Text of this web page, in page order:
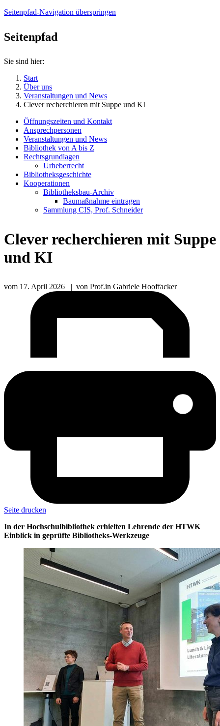
Seitenpfad-Navigation überspringen
Seitenpfad
Sie sind hier:
Start
Über uns
Veranstaltungen und News
Clever recherchieren mit Suppe und KI
Öffnungszeiten und Kontakt
Ansprechpersonen
Veranstaltungen und News
Bibliothek von A bis Z
Rechtsgrundlagen
Urheberrecht
Bibliotheksgeschichte
Kooperationen
Bibliotheksbau-Archiv
Baumaßnahme eintragen
Sammlung CIS, Prof. Schneider
Clever recherchieren mit Suppe
und KI
vom 17. April 2026 | von Prof.in Gabriele Hooffacker
Seite drucken
In der Hochschulbibliothek erhielten Lehrende der HTWK
Einblick in geprüfte Bibliotheks-Werkzeuge